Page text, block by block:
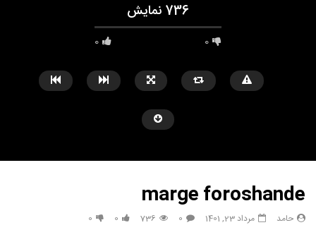
736 نمایش
0 0
marge foroshande
حامد مرداد 23, 1401 0
736
0
0